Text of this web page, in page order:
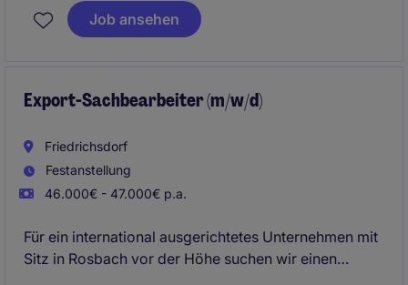
(m/w/d). In dieser Rolle sorgst du für die
Planung, Steuerung und Überwachung von
Job ansehen
Export-Sachbearbeiter (m/w/d)
Friedrichsdorf
Festanstellung
46.000€ - 47.000€ p.a.
Für ein international ausgerichtetes Unternehmen mit
Sitz in Rosbach vor der Höhe suchen wir einen